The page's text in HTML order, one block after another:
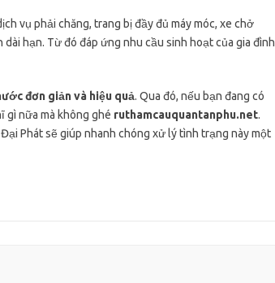
vụ phải chăng, trang bị đầy đủ máy móc, xe chở
hạn. Từ đó đáp ứng nhu cầu sinh hoạt của gia đình
đơn giản và hiệu quả. Qua đó, nếu bạn đang có
gì nữa mà không ghé ruthamcauquantanphu.net.
Phát sẽ giúp nhanh chóng xử lý tình trạng này một